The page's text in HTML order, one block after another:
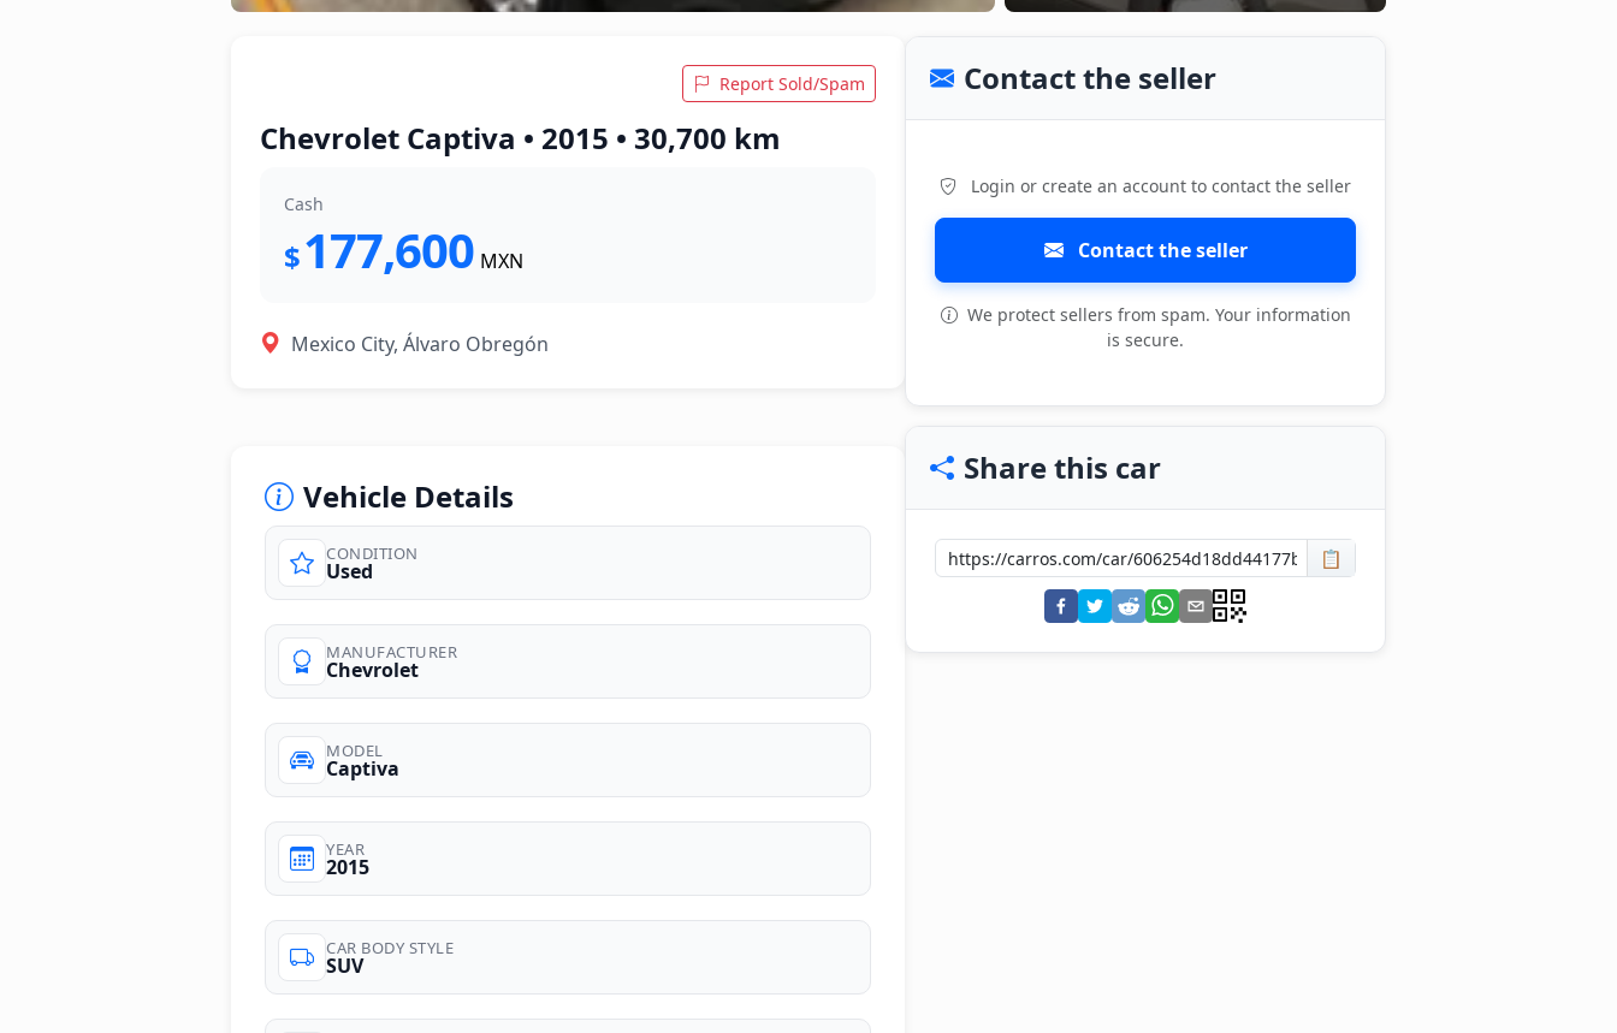
View all: 12
photos
Report Sold/Spam
Chevrolet Captiva • 2015 • 30,700 km
Cash
$177,600 MXN
Mexico City, Álvaro Obregón
Vehicle Details
CONDITION
Used
MANUFACTURER
Chevrolet
MODEL
Captiva
YEAR
2015
CAR BODY STYLE
SUV
Contact the seller
Login or create an account to contact the seller
Contact the seller
We protect sellers from spam. Your information
is secure.
Share this car
📋